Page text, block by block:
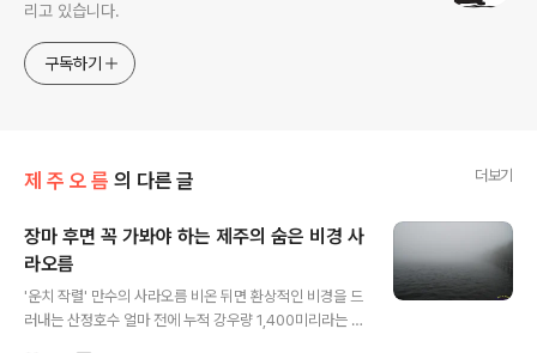
리고 있습니다.
구독하기
제 주 오 름 의 다른 글 더보기
장마 후면 꼭 가봐야 하는 제주의 숨은 비경 사
라오름
'운치 작렬' 만수의 사라오름 비온 뒤면 환상적인 비경을 드
러내는 산정호수 얼마 전에 누적 강우량 1,400미리라는 엄